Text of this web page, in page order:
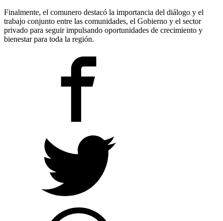
Finalmente, el comunero destacó la importancia del diálogo y el
trabajo conjunto entre las comunidades, el Gobierno y el sector
privado para seguir impulsando oportunidades de crecimiento y
bienestar para toda la región.